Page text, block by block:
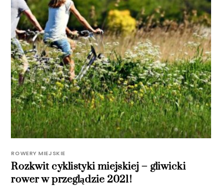
ROWERY MIEJSKIE
Rozkwit cyklistyki miejskiej – gliwicki
rower w przeglądzie 2021!